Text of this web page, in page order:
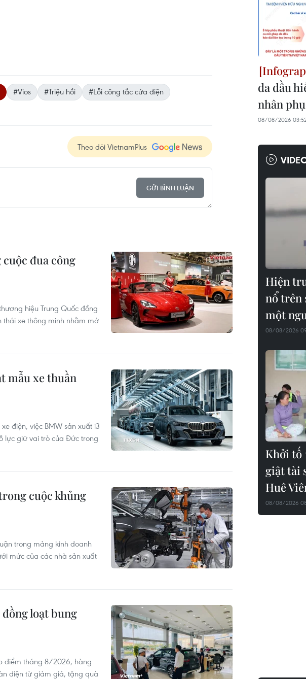
#Vios #Triệu hồi
#Lỗi công tắc cửa điện
Theo dõi VietnamPlus
GỬI BÌNH LUẬN
đua công
hiệu Trung Quốc đồng
thái xe thông minh nhằm mở
mẫu xe thuần
điện, việc BMW sản xuất i3
lực giữ vai trò của Đức trong
cuộc khủng
trong mảng kinh doanh
mức của các nhà sản xuất
loạt bung
điểm tháng 8/2026, hàng
diện từ giảm giá, tặng quà
da đầu
nhân
08/08/2026
Hiện
nổ trên
một
08/08/2026
Khởi tố
giật tài
Huê
08/08/2026